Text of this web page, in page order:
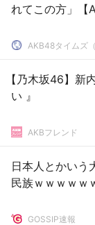
れてこの方」【
AKB48タイムズ
【乃木坂46】新
い 』
AKBフレンド
日本人とかいう
民族ｗｗｗｗｗ
GOSSIP速報